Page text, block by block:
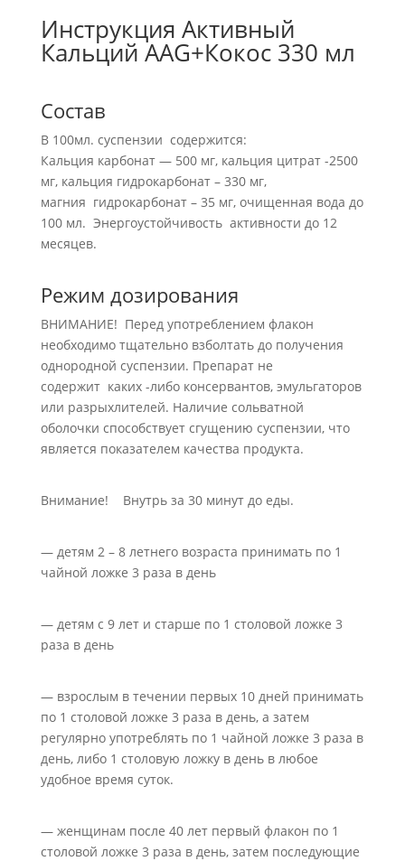
Инструкция Активный
Кальций AAG+Кокос 330 мл
Состав
В 100мл. суспензии содержится:
Кальция карбонат — 500 мг, кальция цитрат -2500
мг, кальция гидрокарбонат – 330 мг,
магния гидрокарбонат – 35 мг, очищенная вода до
100 мл. Энергоустойчивость активности до 12
месяцев.
Режим дозирования
ВНИМАНИЕ! Перед употреблением флакон
необходимо тщательно взболтать до получения
однородной суспензии. Препарат не
содержит каких -либо консервантов, эмульгаторов
или разрыхлителей. Наличие сольватной
оболочки способствует сгущению суспензии, что
является показателем качества продукта.
Внимание! Внутрь за 30 минут до еды.
— детям 2 – 8 летнего возраста принимать по 1
чайной ложке 3 раза в день
— детям с 9 лет и старше по 1 столовой ложке 3
раза в день
— взрослым в течении первых 10 дней принимать
по 1 столовой ложке 3 раза в день, а затем
регулярно употреблять по 1 чайной ложке 3 раза в
день, либо 1 столовую ложку в день в любое
удобное время суток.
— женщинам после 40 лет первый флакон по 1
столовой ложке 3 раза в день, затем последующие